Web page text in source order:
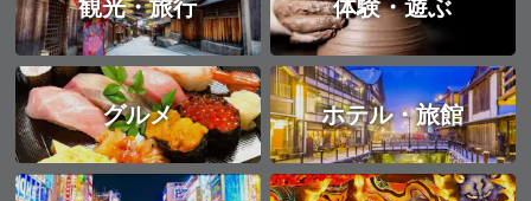
観光・旅行 体験・遊ぶ
グルメ ホテル・旅館